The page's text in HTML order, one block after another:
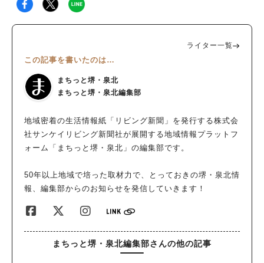
ショーケースの前でつい“もう一品”したくなります。 手土産にす
りが主役の爽やかシフォン ひと口目でレモンの香りがふわっと
広がり、酸味は穏やか。 キュンと来る刺激よりも、香りの心地
よさが主役です。 甘さはさらりと引いて、食後の一切れにも合
う軽やかさ。 紅茶と合わせると香りが二重に重なって、よりバ
ランスがよく感じました。 味噌｜まろやかな味噌の風味 味噌の
やさしい香りがふんわり広がって和のコクがあとを引く一品。
甘さは控えめでも物足りなさはなく、和のコクがじんわり。 ほ
っと落ち着く“お茶と合わせたい一切れ”で、家族の誰に出しても
ール）｜軽い口どけで食べやすい 青さは気にならず、生地のや
さしい甘みと自然に調和。米粉生地の軽さが活きていて、軽い口
もチェック 間借り営業時代もまちっとで紹介しています。 お店
り営業時代のHIPPO to MOCAはこちらでチェック HIPPO to M
OCA（ヒッポトモカ）まとめ 最寄りは堺駅。徒歩約15分で、間
ライター一覧
この記事を書いたのは…
まちっと堺・泉北
まちっと堺・泉北編集部
地域密着の生活情報紙「リビング新聞」を発行する株式会
社サンケイリビング新聞社が展開する地域情報プラットフ
ォーム「まちっと堺・泉北」の編集部です。
50年以上地域で培った取材力で、とっておきの堺・泉北情
報、編集部からのお知らせを発信していきます！
まちっと堺・泉北編集部さんの他の記事